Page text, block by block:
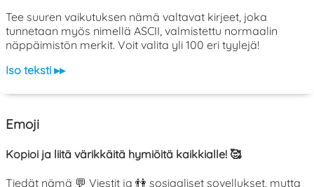
Tee suuren vaikutuksen nämä valtavat kirjeet, joka
tunnetaan myös nimellä ASCII, valmistettu normaalin
näppäimistön merkit. Voit valita yli 100 eri tyylejä!
Iso teksti ▸▸
Emoji
Kopioi ja liitä värikkäitä hymiöitä kaikkialle! 🥰
Tiedät nämä 💬 Viestit ja 👫 sosiaaliset sovellukset, mutta